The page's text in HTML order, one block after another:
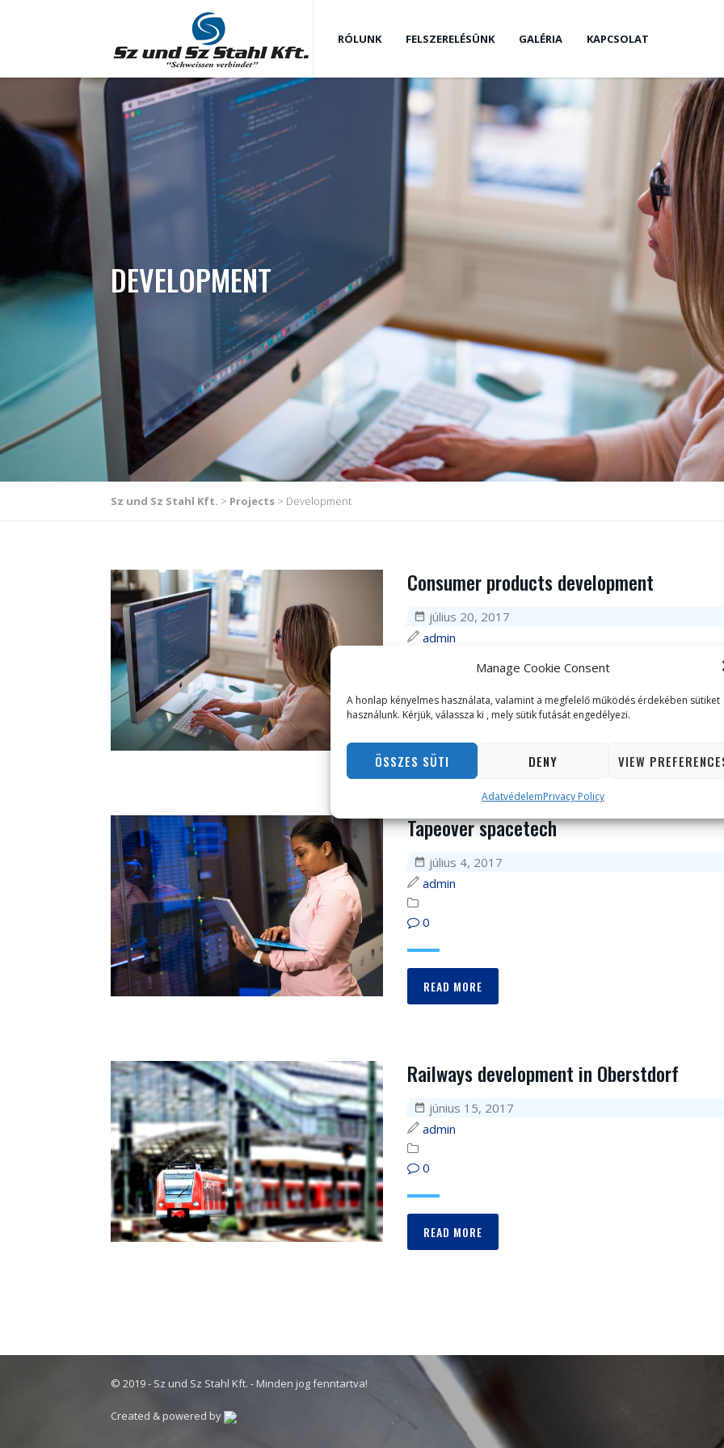
Manage Cookie Consent
A honlap kényelmes használata, valamint a megfelelő működés érdekében sütiket
használunk. Kérjük, válassza ki , mely sütik futását engedélyezi.
ÖSSZES SÜTI DENY VIEW
AdatvédelemPrivacy Policy
RÓLUNK FELSZERELÉSÜNK GALÉRIA KAPCSOLAT
DEVELOPMENT
Sz und Sz Stahl Kft. > Projects > Development
Consumer products development
július 20, 2017
admin
READ MORE
Tapeover spacetech
július 4, 2017
admin
0
READ MORE
Railways development in Oberstdorf
június 15, 2017
admin
0
READ MORE
© 2019 - Sz und Sz Stahl Kft. - Minden jog fenntartva!
Created & powered by